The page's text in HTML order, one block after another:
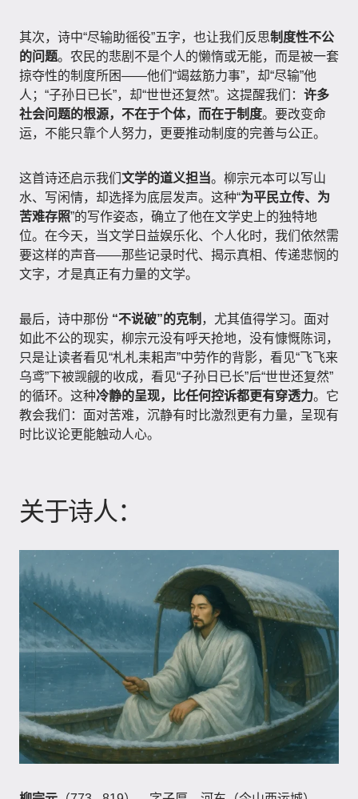
其次，诗中“尽输助徭役”五字，也让我们反思制度性不公
的问题。农民的悲剧不是个人的懒惰或无能，而是被一套
掠夺性的制度所困——他们“竭兹筋力事”，却“尽输”他
人；“子孙日已长”，却“世世还复然”。这提醒我们： 许多
社会问题的根源，不在于个体，而在于制度。要改变命
运，不能只靠个人努力，更要推动制度的完善与公正。
这首诗还启示我们 文学的道义担当。柳宗元本可以写山
水、写闲情，却选择为底层发声。这种“为平民立传、为
苦难存照”的写作姿态，确立了他在文学史上的独特地
位。在今天，当文学日益娱乐化、个人化时，我们依然需
要这样的声音——那些记录时代、揭示真相、传递悲悯的
文字，才是真正有力量的文学。
最后，诗中那份 “不说破”的克制 ，尤其值得学习。面对
如此不公的现实，柳宗元没有呼天抢地，没有慷慨陈词，
只是让读者看见“札札耒耜声”中劳作的背影，看见“飞飞来
乌鸢”下被觊觎的收成，看见“子孙日已长”后“世世还复然”
的循环。这种冷静的呈现，比任何控诉都更有穿透力。它
教会我们：面对苦难，沉静有时比激烈更有力量，呈现有
时比议论更能触动人心。
关于诗人：